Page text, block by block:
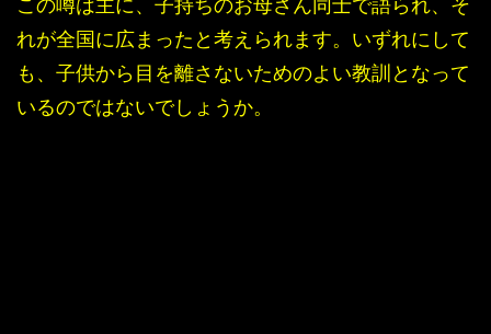
この噂は主に、子持ちのお母さん同士で語られ、そ
れが全国に広まったと考えられます。いずれにして
も、子供から目を離さないためのよい教訓となって
いるのではないでしょうか。